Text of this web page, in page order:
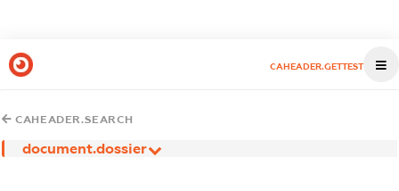
CAHEADER.GETTEST
CAHEADER.SEARCH
document.dossier